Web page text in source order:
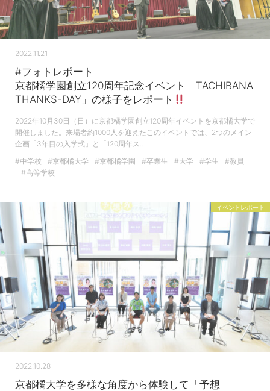
2022.11.21
#フォトレポート
京都橘学園創立120周年記念イベント「TACHIBANA
THANKS-DAY」の様子をレポート
2022年10月30日（日）に京都橘学園創立120周年イベントを京都橘大学で
開催しました。来場者約1000人を迎えたこのイベントでは、2つのメイン
企画「3年目の入学式」と「120周年ス…
#中学校
#京都橘大学 #京都橘学園 #卒業生 #大学 #学生
#教員
#高等学校
イベントレポート
2022.10.28
京都橘大学を多様な角度から体験して「予想